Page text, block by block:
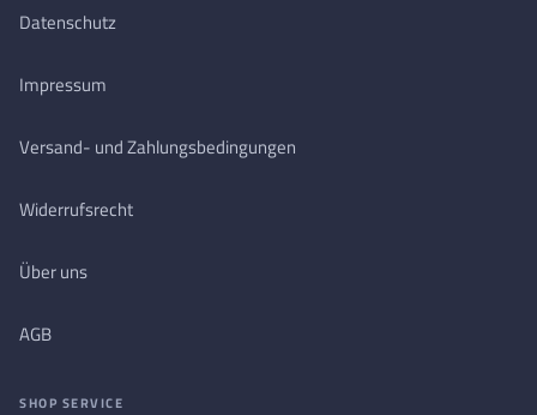
Datenschutz
Impressum
Versand- und Zahlungsbedingungen
Widerrufsrecht
Über uns
AGB
SHOP SERVICE